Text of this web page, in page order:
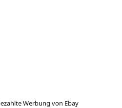
Werbung von Ebay